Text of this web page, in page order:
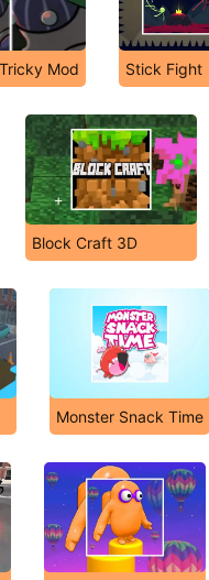
Mod Stick Fight
Block Craft 3D
Monster Snack Time